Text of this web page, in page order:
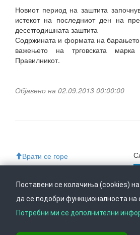
Новиот период на заштита
истекот на последниот ден на
десетгодишната заштита
Содржината и формата на
важењето на трговската
Правилникот.
Објавено на 02.09.2013 00:00:00
Врати се горе
Ул. Даме Груев 14, Катна гаража Беко на
Тел: +389 2 3103 601 (641), Факс: +389 2
Поставени се колачиња (cookies)
да се подобри функционалноста на
Потребни ми се дополнителни